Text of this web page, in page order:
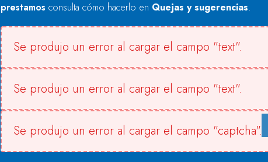
prestamos consulta cómo hacerlo en Quejas y sugerencias.
Se produjo un error al cargar el campo "text".
Se produjo un error al cargar el campo "text".
Se produjo un error al cargar el campo "captcha".